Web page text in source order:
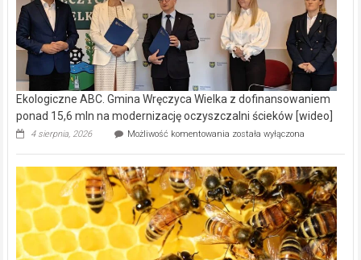
Ekologiczne ABC. Gmina Wręczyca Wielka z dofinansowaniem
ponad 15,6 mln na modernizację oczyszczalni ścieków [wideo]
4 sierpnia, 2026 Możliwość komentowania Ekologiczne
Wręczyca
Wielka
z
dofinansowaniem
ponad
15,6
mln
została wyłączona